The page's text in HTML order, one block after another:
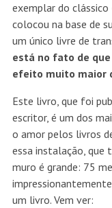
exemplar do clássico
colocou na base de
um único livre de
está no fato de
efeito muito maior
Este livro, que foi
escritor, é um dos
o amor pelos livros
essa instalação, que
muro é grande: 75
um livro. Vem ver: